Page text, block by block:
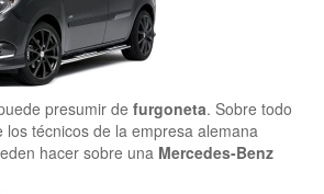
presumir de furgoneta. Sobre todo
los técnicos de la empresa alemana
hacer sobre una Mercedes-Benz